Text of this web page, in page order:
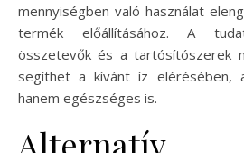
mennyiségben való használat
termék előállításához. A
összetevők és a tartósítószerek
segíthet a kívánt íz elérésében,
hanem egészséges is.
Alternatív